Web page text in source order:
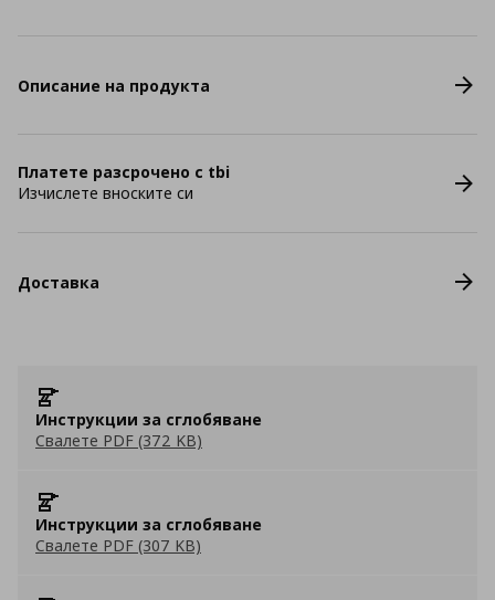
Описание на продукта
Платете разсрочено с tbi
Изчислете вноските си
Доставка
Инструкции за сглобяване
Свалете PDF (372 KB)
Инструкции за сглобяване
Свалете PDF (307 KB)